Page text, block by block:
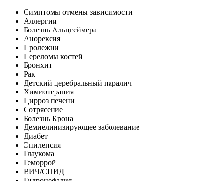
Симптомы отмены зависимости
Аллергии
Болезнь Альцгеймера
Анорексия
Пролежни
Переломы костей
Бронхит
Рак
Детский церебральный паралич
Химиотерапия
Цирроз печени
Сотрясение
Болезнь Крона
Демиелинизирующее заболевание
Диабет
Эпилепсия
Глаукома
Геморрой
ВИЧ/СПИД